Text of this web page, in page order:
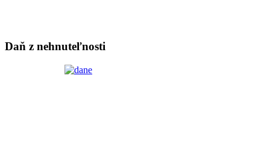
Daň z nehnuteľnosti